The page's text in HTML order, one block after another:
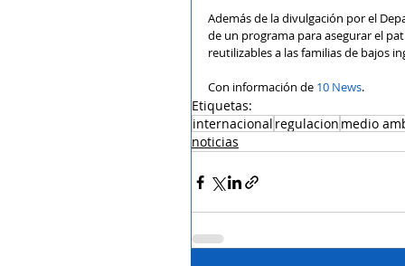
Además de la divulgación por el
de un programa para asegurar el
reutilizables a las familias de bajos
Con información de 10 News.
Etiquetas:
internacional regulacion medio
noticias